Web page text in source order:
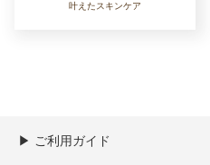
叶えたスキンケア
▶︎ ご利用ガイド